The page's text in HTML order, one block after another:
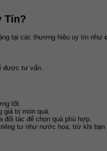
Tín?
tại các thương hiệu uy tín như
được tư vấn.
tốt.
giá trị món quà.
đối tác để chọn quà phù hợp.
tư như nước hoa, trừ khi